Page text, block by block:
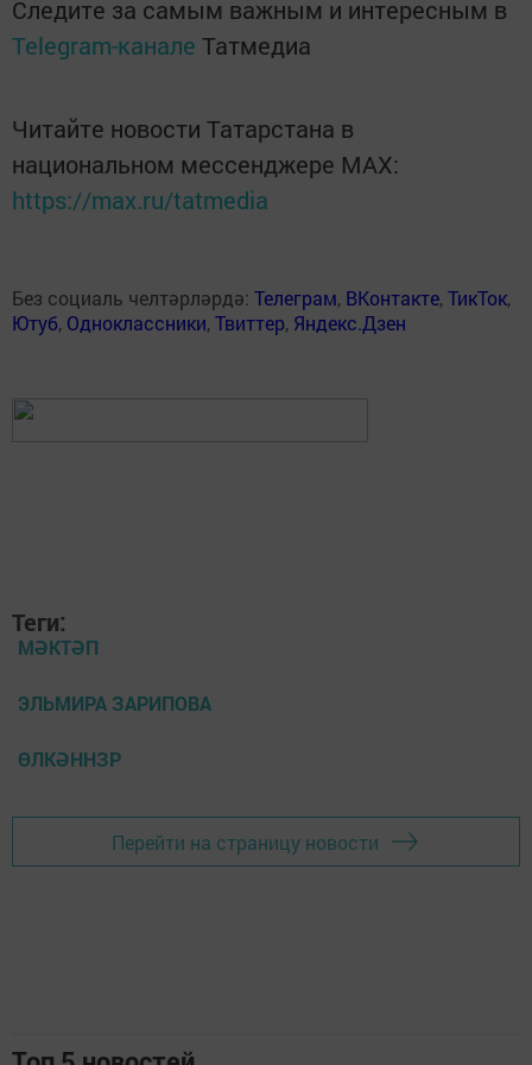
Следите за самым важным и интересным в
Telegram-канале Татмедиа
Читайте новости Татарстана в
национальном мессенджере MАХ:
https://max.ru/tatmedia
Без социаль челтәрләрдә: Телеграм, ВКонтакте,ТикТок,
Ютуб, Одноклассники,Твиттер, Яндекс.Дзен
Теги:
МӘКТӘП
ЭЛЬМИРА ЗАРИПОВА
ӨЛКӘННЗР
Перейти на страницу новости